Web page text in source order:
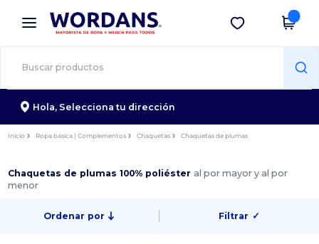
× App de Wordans
¡Mejores precios en app!
Descargar app
Hola, Selecciona tu dirección
Inicio Ropa básica | Complementos Chaquetas Chaquetas de plumas
Chaquetas de plumas 100% poliéster al por mayor y al por
menor
Ordenar por Filtrar ✓